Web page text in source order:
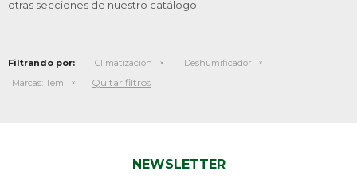
otras secciones de nuestro catálogo.
Filtrando por: Climatización
Deshumificador
Marcas: Tem Quitar filtros
NEWSLETTER